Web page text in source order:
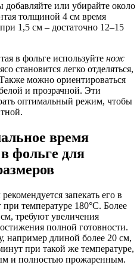
или убирайте около
толщиной 4 см время
1,5 см – достаточно 12–15
в фольге используйте нож
становится легко отделяться,
можно ориентироваться
и прозрачной. Эти
оптимальный режим, чтобы
время
фольге для
запекать его в
температуре 180°C. Более
требуют увеличения
полной готовности.
например длиной более 20 см,
при такой же температуре,
и полностью прожаренным.